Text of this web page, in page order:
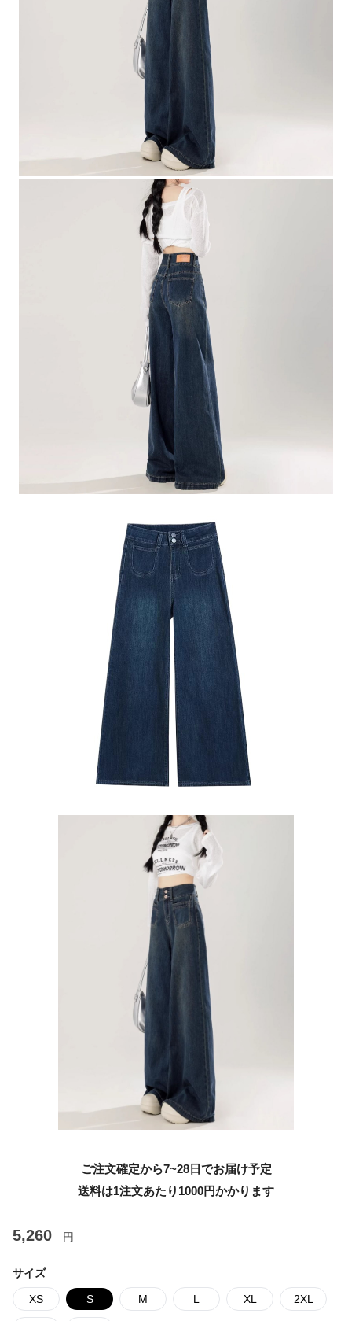
ご注文確定から7~28日でお届け予定
送料は1注文あたり 1000円かかります
5,260 円
サイズ
XS S M L XL 2XL